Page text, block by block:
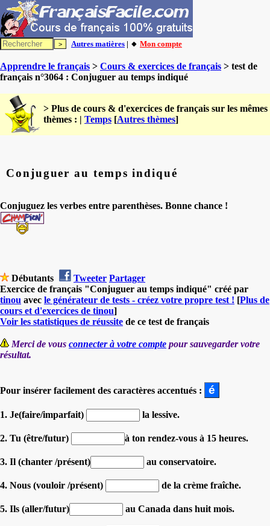
Autres matières | 🔸 Mon compte
Apprendre le français > Cours & exercices de français > test de
français n°3064 : Conjuguer au temps indiqué
> Plus de cours & d'exercices de français sur les mêmes
thèmes : | Temps [Autres thèmes]
Conjuguer au temps indiqué
Conjuguez les verbes entre parenthèses. Bonne chance !
Débutants Tweeter Partager
Exercice de français "Conjuguer au temps indiqué" créé par
tinou avec le générateur de tests - créez votre propre test ! [Plus de
cours et d'exercices de tinou]
Voir les statistiques de réussite de ce test de français
Merci de vous connecter à votre compte pour sauvegarder votre
résultat.
Pour insérer facilement des caractères accentués :
1. Je(faire/imparfait) la lessive.
2. Tu (être/futur) à ton rendez-vous à 15 heures.
3. Il (chanter /présent) au conservatoire.
4. Nous (vouloir /présent) de la crème fraîche.
5. Ils (aller/futur) au Canada dans huit mois.